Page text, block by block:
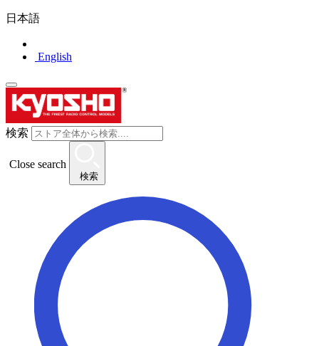
日本語
English
検索
Close search
検索